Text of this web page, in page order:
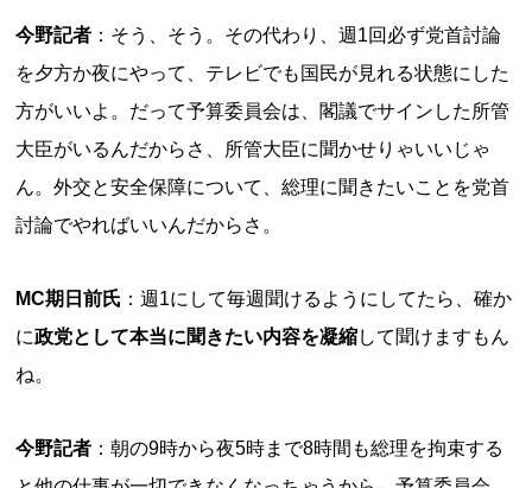
今野記者 ：そう、そう。その代わり、週1回必ず党首討論
を夕方か夜にやって、テレビでも国民が見れる状態にした
方がいいよ。だって予算委員会は、閣議でサインした所管
大臣がいるんだからさ、所管大臣に聞かせりゃいいじゃ
ん。外交と安全保障について、総理に聞きたいことを党首
討論でやればいいんだからさ。
MC期日前氏 ：週1にして毎週聞けるようにしてたら、確か
に政党として本当に聞きたい内容を凝縮して聞けますもん
ね。
今野記者 ：朝の9時から夜5時まで8時間も総理を拘束する